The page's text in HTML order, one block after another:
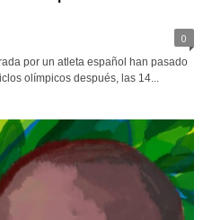
0
por un atleta español han pasado
olímpicos después, las 14...